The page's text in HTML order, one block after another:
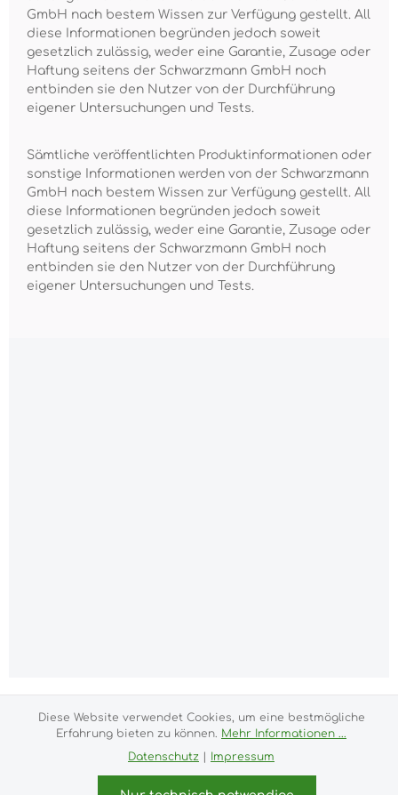
GmbH nach bestem Wissen zur Verfügung gestellt. All
diese Informationen begründen jedoch soweit
gesetzlich zulässig, weder eine Garantie, Zusage oder
Haftung seitens der Schwarzmann GmbH noch
entbinden sie den Nutzer von der Durchführung
eigener Untersuchungen und Tests.
Sämtliche veröffentlichten Produktinformationen oder
sonstige Informationen werden von der Schwarzmann
GmbH nach bestem Wissen zur Verfügung gestellt. All
diese Informationen begründen jedoch soweit
gesetzlich zulässig, weder eine Garantie, Zusage oder
Haftung seitens der Schwarzmann GmbH noch
entbinden sie den Nutzer von der Durchführung
eigener Untersuchungen und Tests.
Versandkostenund ggf. Nachnahmegebühren, wenn
nicht anders angegeben.
Allgemeine GeschäftsbedingungenWiderrufsrecht
Diese Website verwendet Cookies, um eine bestmögliche
Erfahrung bieten zu können. Mehr Informationen ...
Datenschutz
Impressum